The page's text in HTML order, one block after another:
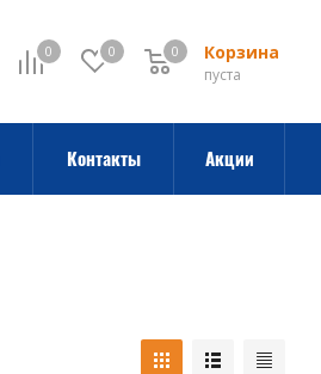
0 0 Корзина
0
пуста
0
Контакты Акции